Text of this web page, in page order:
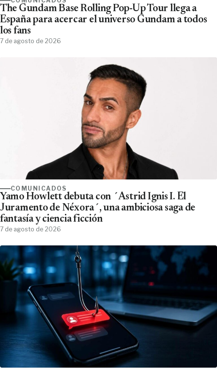
The Gundam Base Rolling Pop-Up Tour llega a
España para acercar el universo Gundam a todos
los fans
7 de agosto de 2026
COMUNICADOS
Yamo Howlett debuta con ´Astrid Ignis I. El
Juramento de Néxora´, una ambiciosa saga de
fantasía y ciencia ficción
7 de agosto de 2026